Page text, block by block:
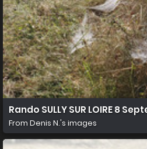
Rando SULLY SUR LOIRE 8
From Denis N.'s images